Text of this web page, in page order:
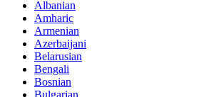
Albanian
Amharic
Armenian
Azerbaijani
Belarusian
Bengali
Bosnian